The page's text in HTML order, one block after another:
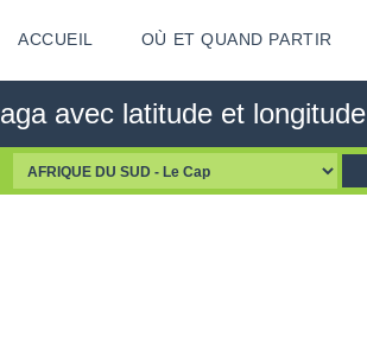
ACCUEIL OÙ ET QUAND PARTIR
avec latitude et longitude